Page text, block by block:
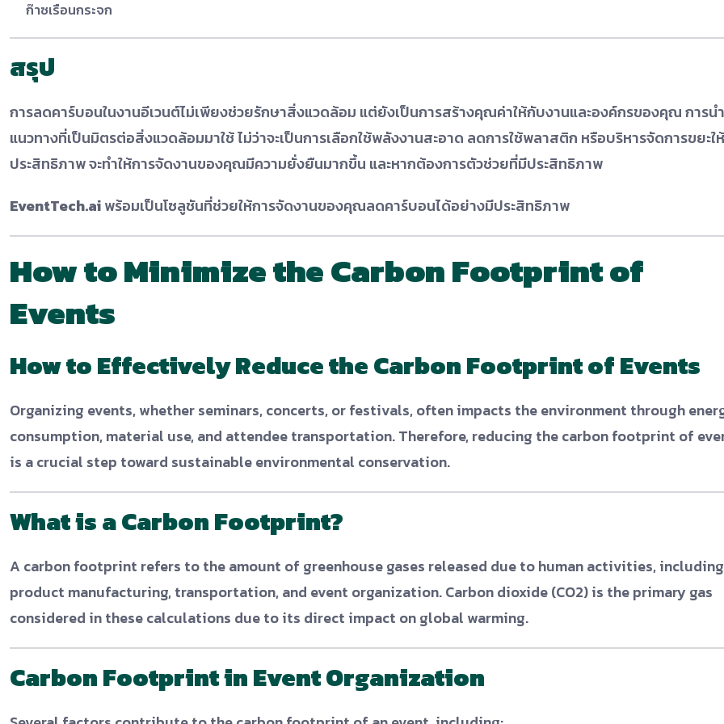
ก๊าซเรือนกระจก
สรุป
การลดคาร์บอนในงานอีเวนต์ไม่เพียงช่วยรักษาสิ่งแวดล้อม แต่ยังเป็นการสร้างคุณค่าให้กับงานและองค์กรของคุณ การนำ
แนวทางที่เป็นมิตรต่อสิ่งแวดล้อมมาใช้ ไม่ว่าจะเป็นการเลือกใช้พลังงานสะอาด ลดการใช้พลาสติก หรือบริหารจัดการขยะใ
ประสิทธิภาพ จะทำให้การจัดงานของคุณมีความยั่งยืนมากขึ้น และหากต้องการตัวช่วยที่มีประสิทธิภาพ
EventTech.aiพร้อมเป็นโซลูชันที่ช่วยให้การจัดงานของคุณลดคาร์บอนได้อย่างมีประสิทธิภาพ
How to Minimize the Carbon Footprint of
Events
How to Effectively Reduce the Carbon Footprint of Events
Organizing events, whether seminars, concerts, or festivals, often impacts the environment through
consumption, material use, and attendee transportation. Therefore, reducing the carbon footprint of
is a crucial step toward sustainable environmental conservation.
What is a Carbon Footprint?
A carbon footprint refers to the amount of greenhouse gases released due to human activities, including
product manufacturing, transportation, and event organization. Carbon dioxide (CO2) is the primary gas
considered in these calculations due to its direct impact on global warming.
Carbon Footprint in Event Organization